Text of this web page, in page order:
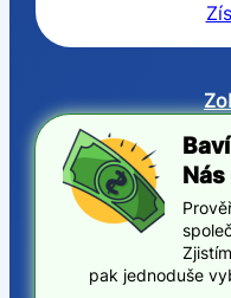
Nás
pak jednoduše